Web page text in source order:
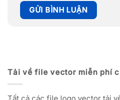
Tải về file vector miễn phí